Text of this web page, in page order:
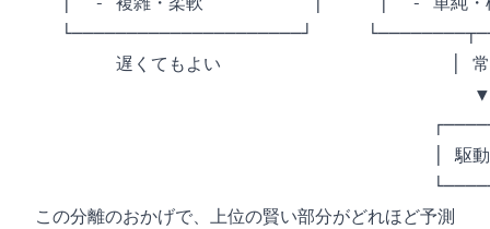
この分離のおかげで、上位の賢い部分がどれほど予測